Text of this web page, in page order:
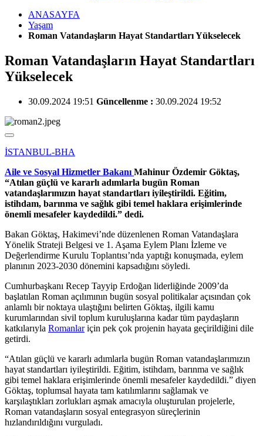
ANASAYFA
Yaşam
Roman Vatandaşların Hayat Standartları Yükselecek
Roman Vatandaşların Hayat Standartları
Yükselecek
30.09.2024 19:51 Güncellenme : 30.09.2024 19:52
İSTANBUL-BHA
Aile ve Sosyal Hizmetler Bakanı Mahinur Özdemir Göktaş,
“Atılan güçlü ve kararlı adımlarla bugün Roman
vatandaşlarımızın hayat standartları iyileştirildi. Eğitim,
istihdam, barınma ve sağlık gibi temel haklara erişimlerinde
önemli mesafeler kaydedildi.” dedi.
Bakan Göktaş, Hakimevi’nde düzenlenen Roman Vatandaşlara
Yönelik Strateji Belgesi ve 1. Aşama Eylem Planı İzleme ve
Değerlendirme Kurulu Toplantısı’nda yaptığı konuşmada, eylem
planının 2023-2030 dönemini kapsadığını söyledi.
Cumhurbaşkanı Recep Tayyip Erdoğan liderliğinde 2009’da
başlatılan Roman açılımının bugün sosyal politikalar açısından çok
anlamlı bir noktaya ulaştığını belirten Göktaş, ilgili kamu
kurumlarından sivil toplum kuruluşlarına kadar tüm paydaşların
katkılarıyla Romanlariçin pek çok projenin hayata geçirildiğini dile
getirdi.
“Atılan güçlü ve kararlı adımlarla bugün Roman vatandaşlarımızın
hayat standartları iyileştirildi. Eğitim, istihdam, barınma ve sağlık
gibi temel haklara erişimlerinde önemli mesafeler kaydedildi.” diyen
Göktaş, toplumsal hayata tam katılımlarını sağlamak ve
karşılaştıkları zorlukları aşmak amacıyla oluşturulan projelerle,
Roman vatandaşların sosyal entegrasyon süreçlerinin
hızlandırıldığını vurguladı.